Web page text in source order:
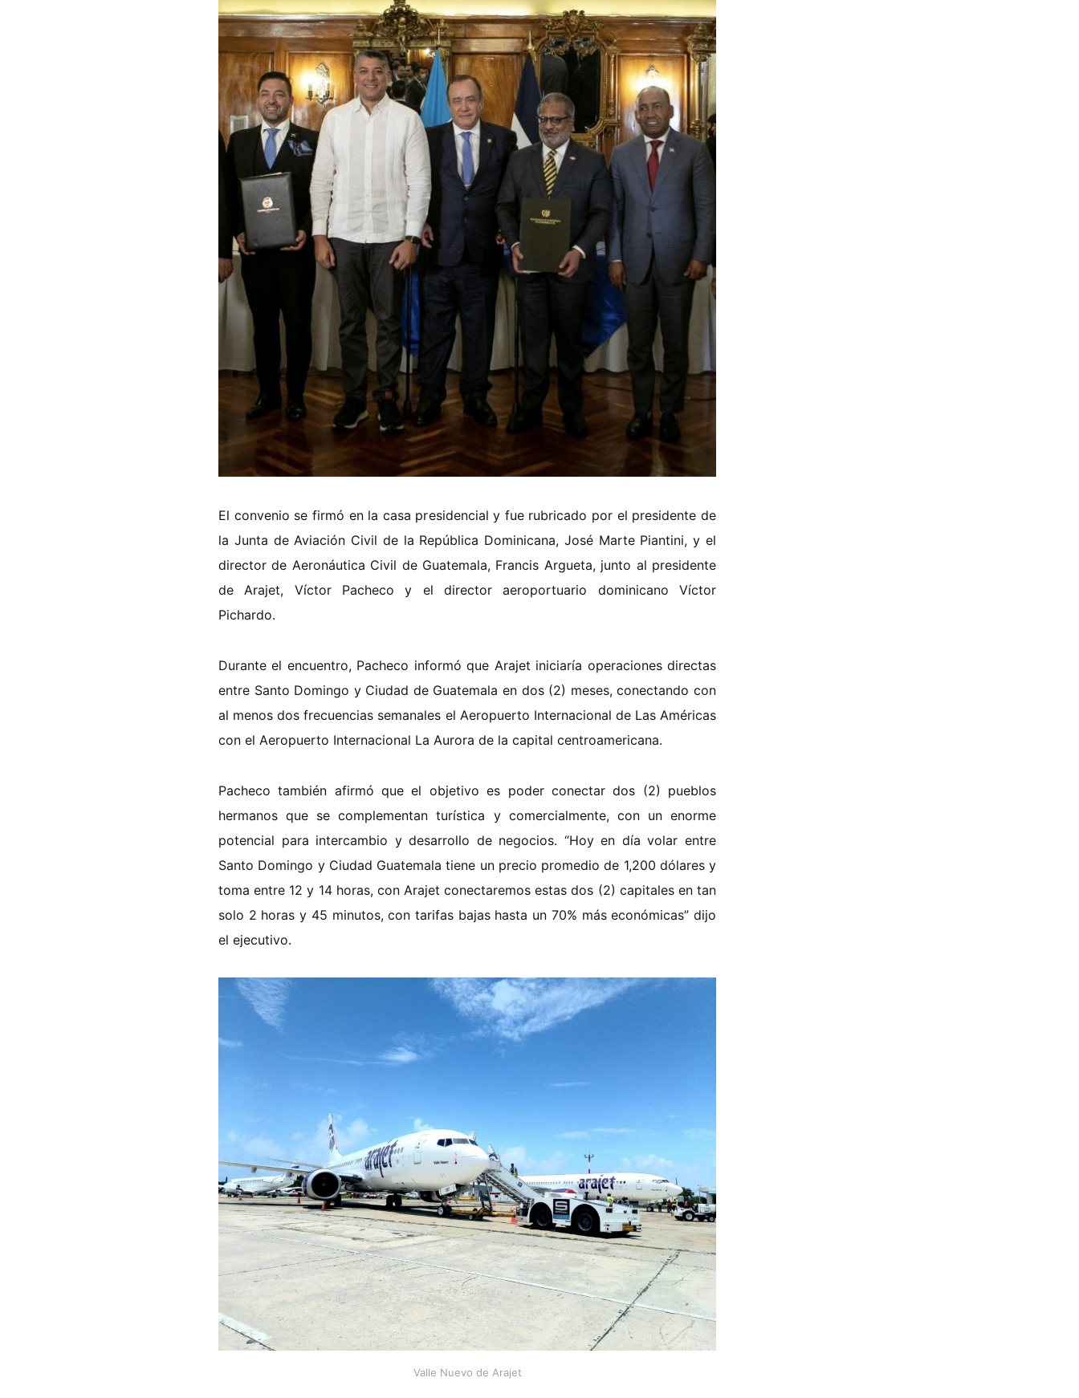
El convenio se firmó en la casa presidencial y fue rubricado por el presidente de
la Junta de Aviación Civil de la República Dominicana, José Marte Piantini, y el
director de Aeronáutica Civil de Guatemala, Francis Argueta, junto al presidente
de Arajet, Víctor Pacheco y el director aeroportuario dominicano Víctor
Pichardo.
Durante el encuentro, Pacheco informó que Arajet iniciaría operaciones directas
entre Santo Domingo y Ciudad de Guatemala en dos (2) meses, conectando con
al menos dos frecuencias semanales el Aeropuerto Internacional de Las Américas
con el Aeropuerto Internacional La Aurora de la capital centroamericana.
Pacheco también afirmó que el objetivo es poder conectar dos (2) pueblos
hermanos que se complementan turística y comercialmente, con un enorme
potencial para intercambio y desarrollo de negocios. “Hoy en día volar entre
Santo Domingo y Ciudad Guatemala tiene un precio promedio de 1,200 dólares y
toma entre 12 y 14 horas, con Arajet conectaremos estas dos (2) capitales en tan
solo 2 horas y 45 minutos, con tarifas bajas hasta un 70% más económicas” dijo
el ejecutivo.
Valle Nuevo de Arajet